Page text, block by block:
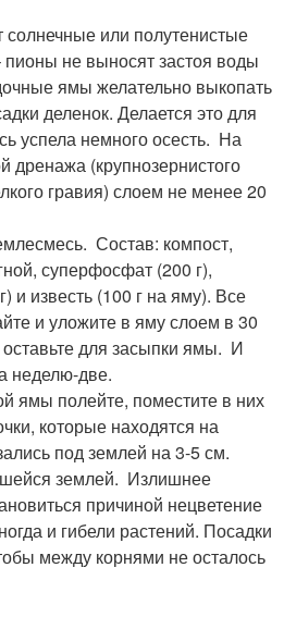
или полутенистые
пионы не выносят застоя воды
ямы желательно выкопать
деленок. Делается это для
успела немного осесть. На
дренажа (крупнозернистого
гравия) слоем не менее 20
Состав: компост,
суперфосфат (200 г),
и известь (100 г на яму). Все
и уложите в яму слоем в 30
для засыпки ямы. И
неделю-две.
ямы полейте, поместите в них
которые находятся на
под землей на 3-5 см.
землей. Излишнее
причиной нецветение
и гибели растений. Посадки
между корнями не осталось